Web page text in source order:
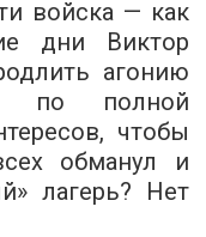
войска — как
дни Виктор
агонию
по полной
чтобы
обманул и
лагерь? Нет